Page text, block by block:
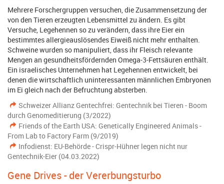
Mehrere Forschergruppen versuchen, die Zusammensetzung der
von den Tieren erzeugten Lebensmittel zu ändern. Es gibt
Versuche, Legehennen so zu verändern, dass ihre Eier ein
bestimmtes allergieauslösendes Eiweiß nicht mehr enthalten.
Schweine wurden so manipuliert, dass ihr Fleisch relevante
Mengen an gesundheitsfördernden Omega-3-Fettsäuren enthält.
Ein israelisches Unternehmen hat Legehennen entwickelt, bei
denen die wirtschaftlich uninteressanten männlichen Embryonen
im Ei gleich nach der Befruchtung absterben.
Schweizer Allianz Gentechfrei: Gentechnik bei Tieren - Boom
durch Genomeditierung (3/2022)
Friends of the Earth USA: Genetically Engineered Animals -
From Lab to Factory Farm (9/2019)
Infodienst: EU-Behörde - Crispr-Hühner legen nicht nur
Gentechnik-Eier (04.03.2022)
Gene Drives - der Vererbungsturbo